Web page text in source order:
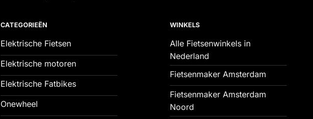
CATEGORIEËN
Elektrische Fietsen
Elektrische motoren
Elektrische Fatbikes
Onewheel
WINKELS
Alle Fietsenwinkels in
Nederland
Fietsenmaker Amsterdam
Fietsenmaker Amsterdam
Noord